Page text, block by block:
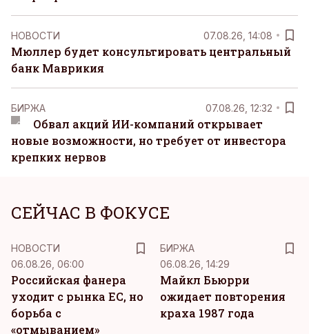
НОВОСТИ 07.08.26, 14:08
Мюллер будет консультировать центральный
банк Маврикия
БИРЖА 07.08.26, 12:32
Обвал акций ИИ-компаний открывает
новые возможности, но требует от инвестора
крепких нервов
СЕЙЧАС В ФОКУСЕ
НОВОСТИ
06.08.26, 06:00
Российская фанера
уходит с рынка ЕС, но
борьба с
«отмыванием»
БИРЖА
06.08.26, 14:29
Майкл Бьюрри
ожидает повторения
краха 1987 года